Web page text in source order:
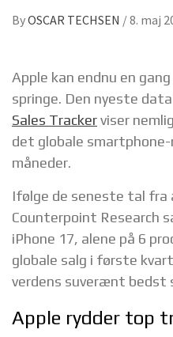
ByOSCAR TECHSEN /8. maj
Apple kan endnu en
springe. Den nyeste
Sales Trackerviser
det globale
måneder.
Ifølge de seneste tal fra
Counterpoint Research
iPhone 17, alene på 6
globale salg i første
verdens suverænt bedst
Apple rydder top